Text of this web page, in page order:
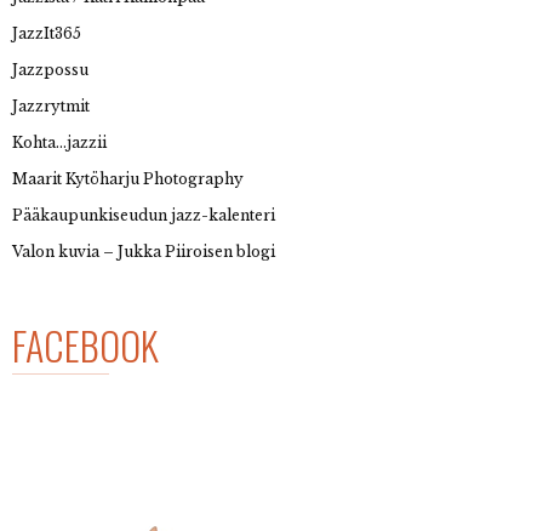
JazzIt365
Jazzpossu
Jazzrytmit
Kohta…jazzii
Maarit Kytöharju Photography
Pääkaupunkiseudun jazz-kalenteri
Valon kuvia – Jukka Piiroisen blogi
FACEBOOK